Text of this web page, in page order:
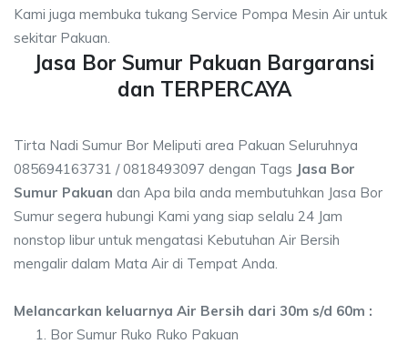
Kami juga membuka tukang Service Pompa Mesin Air untuk
sekitar Pakuan.
Jasa Bor Sumur Pakuan Bargaransi
dan TERPERCAYA
Tirta Nadi Sumur Bor Meliputi area Pakuan Seluruhnya
085694163731 / 0818493097 dengan Tags Jasa Bor
Sumur Pakuan dan Apa bila anda membutuhkan Jasa Bor
Sumur segera hubungi Kami yang siap selalu 24 Jam
nonstop libur untuk mengatasi Kebutuhan Air Bersih
mengalir dalam Mata Air di Tempat Anda.
Melancarkan keluarnya Air Bersih dari 30m s/d 60m :
Bor Sumur Ruko Ruko Pakuan